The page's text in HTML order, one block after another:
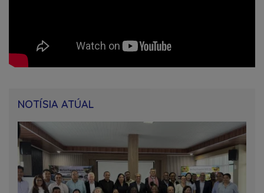
NOTÍSIA ATÚAL